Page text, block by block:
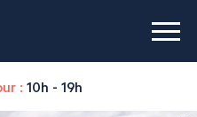
: 10h - 19h